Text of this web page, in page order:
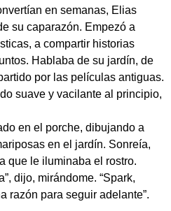
en semanas, Elias
su caparazón. Empezó a
a compartir historias
Hablaba de su jardín, de
por las películas antiguas.
suave y vacilante al principio,
en el porche, dibujando a
en el jardín. Sonreía,
que le iluminaba el rostro.
dijo, mirándome. “Spark,
razón para seguir adelante”.